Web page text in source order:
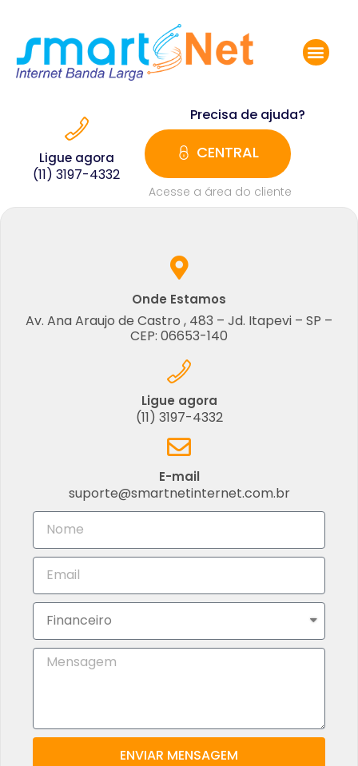
Ligue agora
(11) 3197-4332
Precisa de ajuda?
CENTRAL
Acesse a área do cliente
Onde Estamos
Av. Ana Araujo de Castro , 483 – Jd. Itapevi – SP –
CEP: 06653-140
Ligue agora
(11) 3197-4332
E-mail
suporte@smartnetinternet.com.br
ENVIAR MENSAGEM